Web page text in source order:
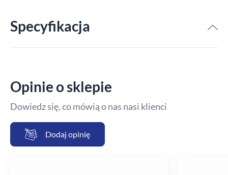
Specyfikacja
Opinie o sklepie
Dowiedz się, co mówią o nas nasi klienci
Dodaj opinię